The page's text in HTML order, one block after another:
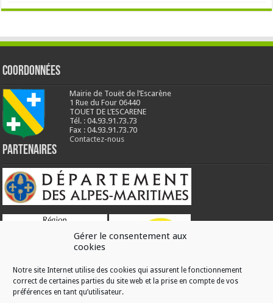
Gérer le consentement aux
cookies
Notre site Internet utilise des cookies qui assurent le fonctionnement
correct de certaines parties du site web et la prise en compte de vos
préférences en tant qu’utilisateur.
Coordonnées
Mairie de Touët de l’Escarène
1 Rue du Four 06440
TOUET DE L’ESCARENE
Tél. : 04.93.91.73.73
Fax : 04.93.91.73.70
Contactez-nous
Partenaires
RÉALISATION